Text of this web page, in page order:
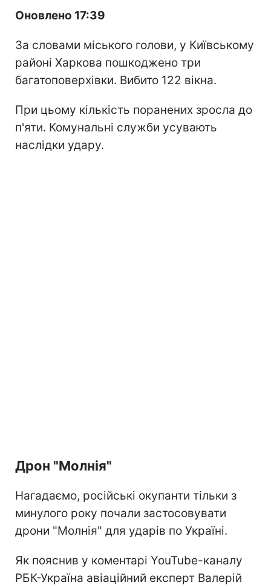
Оновлено 17:39
За словами міського голови, у Київському
районі Харкова пошкоджено три
багатоповерхівки. Вибито 122 вікна.
При цьому кількість поранених зросла до
п'яти. Комунальні служби усувають
наслідки удару.
Дрон "Молнія"
Нагадаємо, російські окупанти тільки з
минулого року почали застосовувати
дрони "Молнія" для ударів по Україні.
Як пояснив у коментарі YouTube-каналу
РБК-Україна авіаційний експерт Валерій